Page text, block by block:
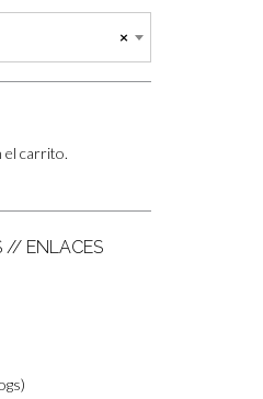
×
el carrito.
// ENLACES